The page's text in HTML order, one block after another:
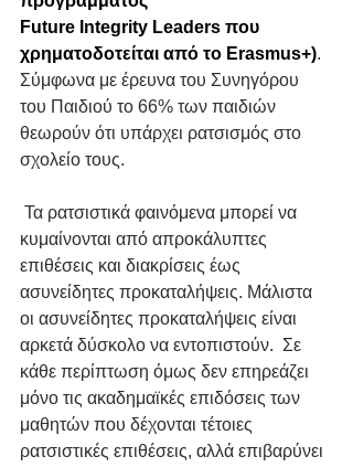
Future Integrity Leaders που
χρηματοδοτείται από το Erasmus+).
Σύμφωνα με έρευνα του Συνηγόρου
του Παιδιού το 66% των παιδιών
θεωρούν ότι υπάρχει ρατσισμός στο
σχολείο τους.
Τα ρατσιστικά φαινόμενα μπορεί να
κυμαίνονται από απροκάλυπτες
επιθέσεις και διακρίσεις έως
ασυνείδητες προκαταλήψεις. Μάλιστα
οι ασυνείδητες προκαταλήψεις είναι
αρκετά δύσκολο να εντοπιστούν.  Σε
κάθε περίπτωση όμως δεν επηρεάζει
μόνο τις ακαδημαϊκές επιδόσεις των
μαθητών που δέχονται τέτοιες
ρατσιστικές επιθέσεις, αλλά επιβαρύνει